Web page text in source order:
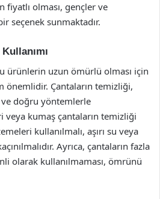
fiyatlı olması, gençler ve
seçenek sunmaktadır.
ürünlerin uzun ömürlü olması için
önemlidir. Çantaların temizliği,
ve doğru yöntemlerle
kumaş çantaların temizliği
kullanılmalı, aşırı su veya
Ayrıca, çantaların fazla
olarak kullanılmaması, ömrünü